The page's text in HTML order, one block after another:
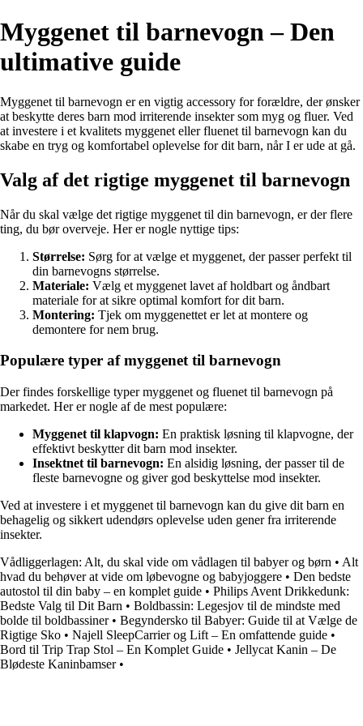
Myggenet til barnevogn – Den
ultimative guide
Myggenet til barnevogn er en vigtig accessory for forældre, der ønsker
at beskytte deres barn mod irriterende insekter som myg og fluer. Ved
at investere i et kvalitets myggenet eller fluenet til barnevogn kan du
skabe en tryg og komfortabel oplevelse for dit barn, når I er ude at gå.
Valg af det rigtige myggenet til barnevogn
Når du skal vælge det rigtige myggenet til din barnevogn, er der flere
ting, du bør overveje. Her er nogle nyttige tips:
Størrelse: Sørg for at vælge et myggenet, der passer perfekt til
din barnevogns størrelse.
Materiale: Vælg et myggenet lavet af holdbart og åndbart
materiale for at sikre optimal komfort for dit barn.
Montering: Tjek om myggenettet er let at montere og
demontere for nem brug.
Populære typer af myggenet til barnevogn
Der findes forskellige typer myggenet og fluenet til barnevogn på
markedet. Her er nogle af de mest populære:
Myggenet til klapvogn: En praktisk løsning til klapvogne, der
effektivt beskytter dit barn mod insekter.
Insektnet til barnevogn: En alsidig løsning, der passer til de
fleste barnevogne og giver god beskyttelse mod insekter.
Ved at investere i et myggenet til barnevogn kan du give dit barn en
behagelig og sikkert udendørs oplevelse uden gener fra irriterende
insekter.
Vådliggerlagen: Alt, du skal vide om vådlagen til babyer og børn • Alt
hvad du behøver at vide om løbevogne og babyjoggere • Den bedste
autostol til din baby – en komplet guide • Philips Avent Drikkedunk:
Bedste Valg til Dit Barn • Boldbassin: Legesjov til de mindste med
bolde til boldbassiner• Begyndersko til Babyer: Guide til at Vælge de
Rigtige Sko • Najell SleepCarrier og Lift – En omfattende guide •
Bord til Trip Trap Stol – En Komplet Guide • Jellycat Kanin – De
Blødeste Kaninbamser•